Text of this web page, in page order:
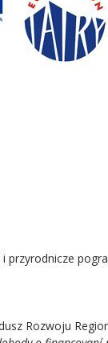
przyrodnicze
Rozwoju